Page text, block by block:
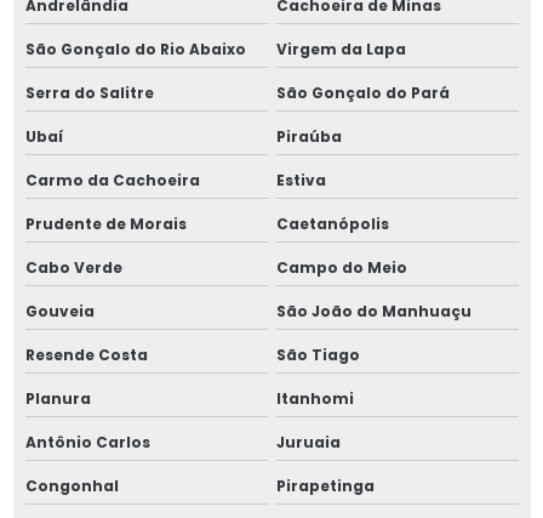
Andrelândia Cachoeira de Minas
São Gonçalo do Rio Abaixo Virgem da Lapa
Serra do Salitre São Gonçalo do Pará
Ubaí Piraúba
Carmo da Cachoeira Estiva
Prudente de Morais Caetanópolis
Cabo Verde Campo do Meio
Gouveia São João do Manhuaçu
Resende Costa São Tiago
Planura Itanhomi
Antônio Carlos Juruaia
Congonhal Pirapetinga